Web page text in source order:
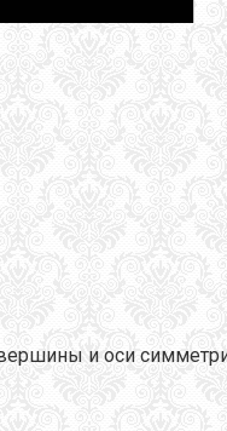
и оси